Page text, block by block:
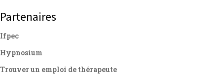
Partenaires
Ifpec
Hypnosium
Trouver un emploi de thérapeute